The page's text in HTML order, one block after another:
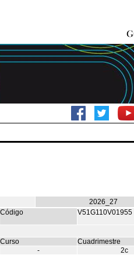
2026_27
Código V51G110V01955
Curso
Cuadrimestre
-
2c